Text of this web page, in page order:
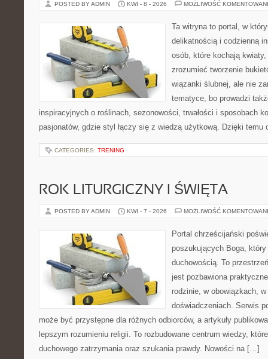
POSTED BY ADMIN KWI - 8 - 2026 MOŻLIWOŚĆ
Ta witryna to portal, w
delikatnością i codzienną
osób, które kochają
zrozumieć tworzenie
wiązanki ślubnej, ale nie
tematyce, bo prowadzi
inspiracyjnych o roślinach, sezonowości, trwałości i sposobach
pasjonatów, gdzie styl łączy się z wiedzą użytkową. Dzięki
CATEGORIES: TRENING
ROK LITURGICZNY I ŚWIĘTA
POSTED BY ADMIN KWI - 7 - 2026 MOŻLIWOŚĆ
Portal chrześcijański
poszukujących Boga, który
duchowością. To
jest pozbawiona
rodzinie, w obowiązkach,
doświadczeniach. Serwis
może być przystępne dla różnych odbiorców, a artykuły
lepszym rozumieniu religii. To rozbudowane centrum wiedzy,
duchowego zatrzymania oraz szukania prawdy. Nowości na […]